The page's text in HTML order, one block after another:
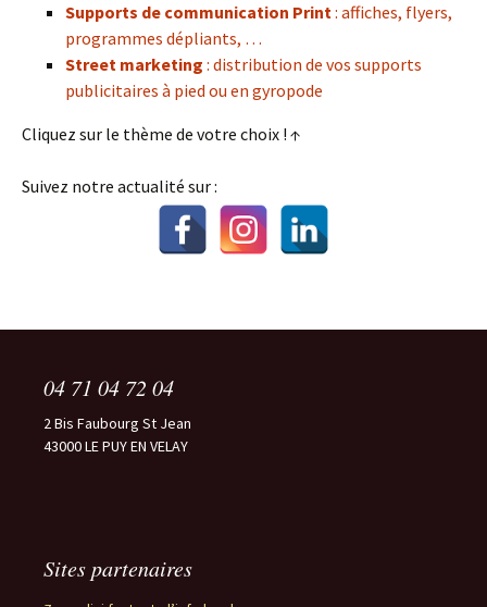
Supports de communication Print: affiches, flyers,
programmes dépliants, …
Street marketing : distribution de vos supports
publicitaires à pied ou en gyropode
Cliquez sur le thème de votre choix ! ↑
Suivez notre actualité sur :
04 71 04 72 04
2 Bis Faubourg St Jean
43000 LE PUY EN VELAY
Sites partenaires